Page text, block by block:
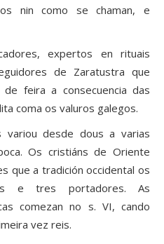
nin como se chaman, e
expertos en rituais
de Zaratustra que
feira a consecuencia das
coma os valuros galegos.
variou desde dous a varias
Os cristiáns de Oriente
que a tradición occidental os
e tres portadores. As
comezan no s. VI, cando
vez reis.